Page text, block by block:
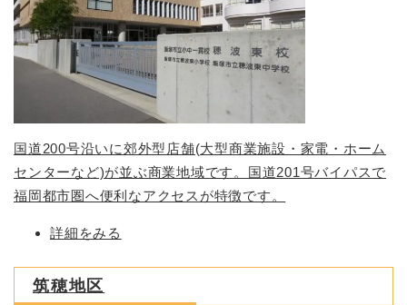
国道200号沿いに郊外型店舗(大型商業施設・家電・ホーム
センターなど)が並ぶ商業地域です。国道201号バイパスで
福岡都市圏へ便利なアクセスが特徴です。
詳細をみる
筑穂地区